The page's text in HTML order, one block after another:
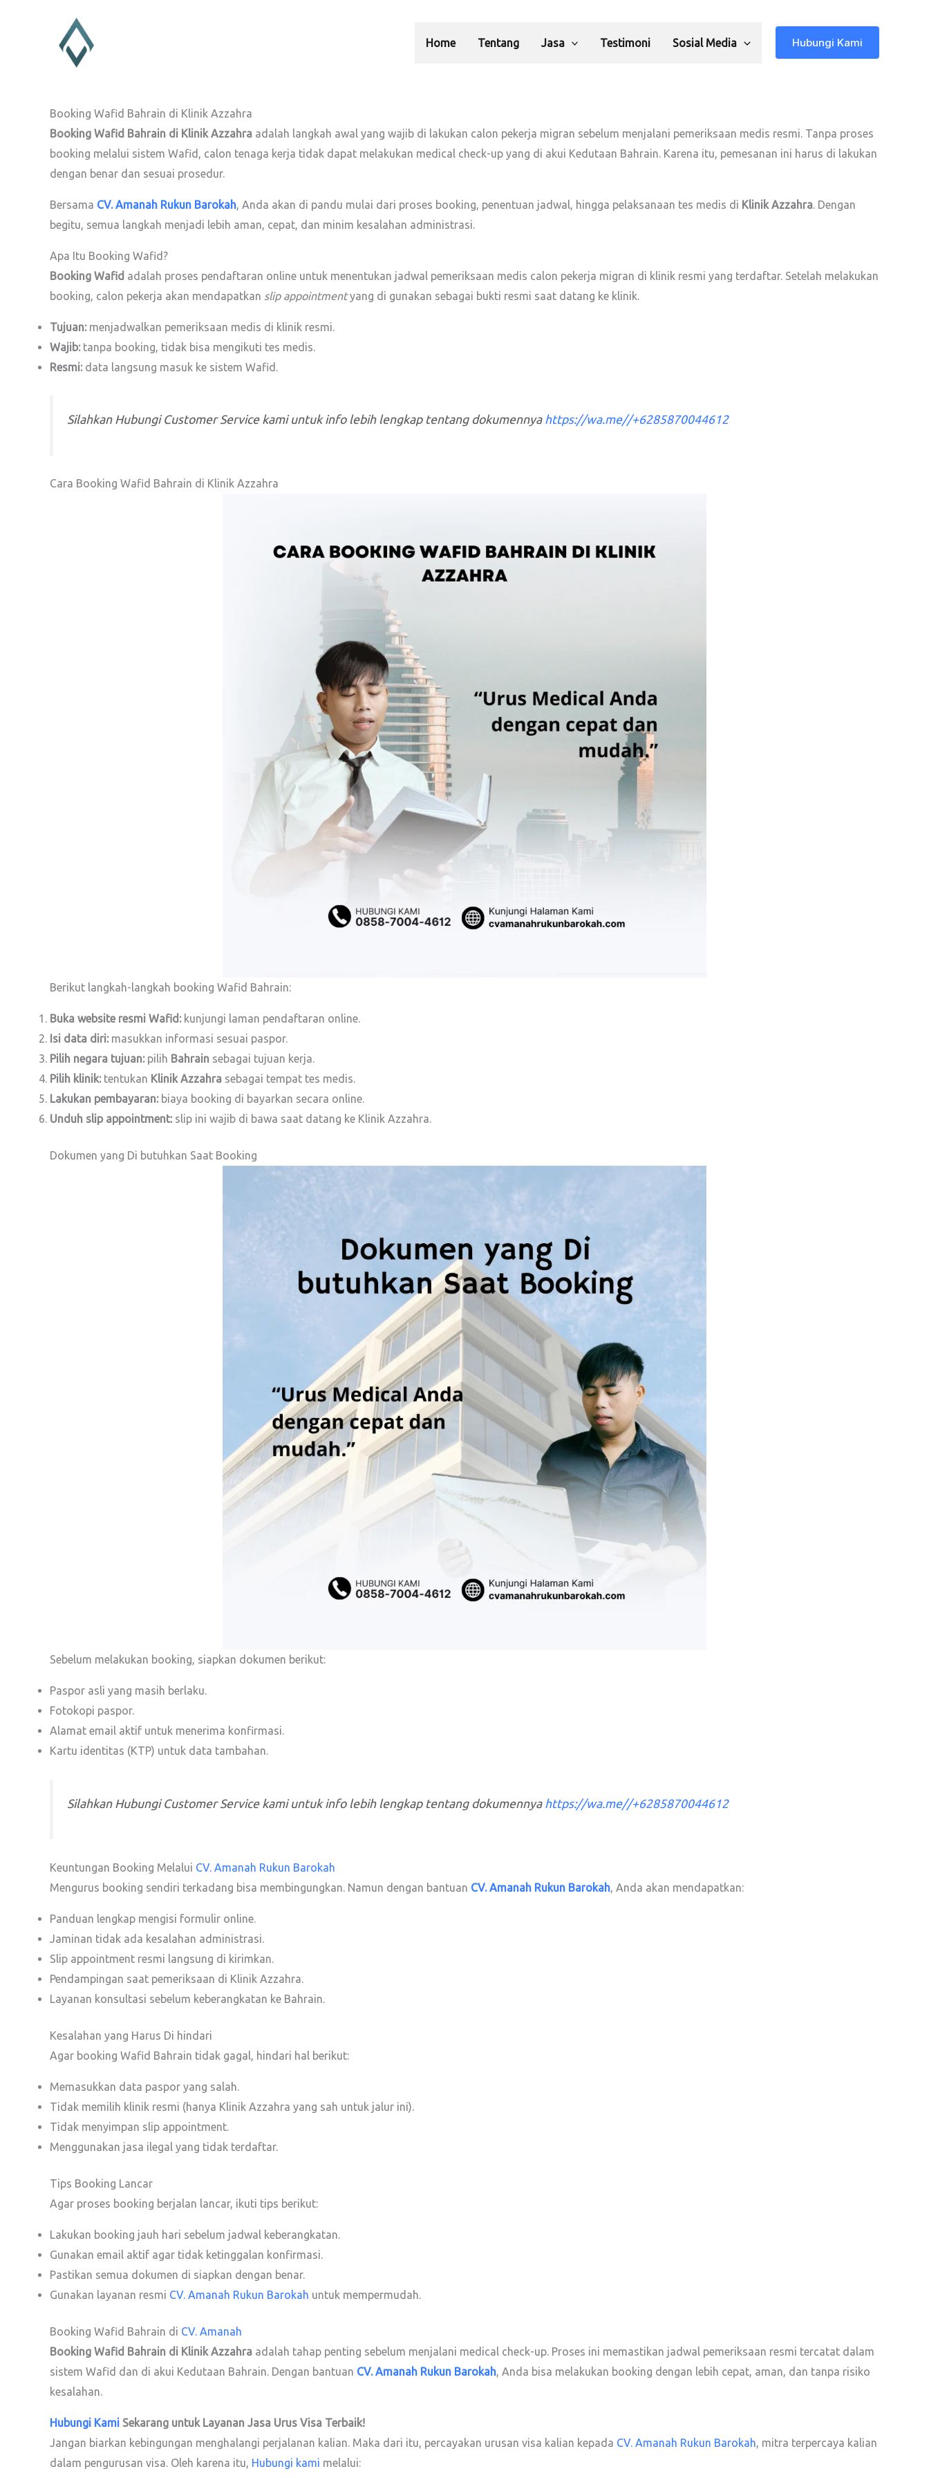
Home Tentang Jasa Testimoni Sosial Media Hubungi Kami
Booking Wafid Bahrain di Klinik Azzahra
Booking Wafid Bahrain di Klinik Azzahra adalah langkah awal yang wajib di lakukan calon pekerja migran sebelum menjalani pemeriksaan medis resmi. Tanpa proses
booking melalui sistem Wafid, calon tenaga kerja tidak dapat melakukan medical check-up yang di akui Kedutaan Bahrain. Karena itu, pemesanan ini harus di lakukan
dengan benar dan sesuai prosedur.
Bersama CV. Amanah Rukun Barokah, Anda akan di pandu mulai dari proses booking, penentuan jadwal, hingga pelaksanaan tes medis di Klinik Azzahra. Dengan
begitu, semua langkah menjadi lebih aman, cepat, dan minim kesalahan administrasi.
Apa Itu Booking Wafid?
Booking Wafid adalah proses pendaftaran online untuk menentukan jadwal pemeriksaan medis calon pekerja migran di klinik resmi yang terdaftar. Setelah melakukan
booking, calon pekerja akan mendapatkan slip appointmentyang di gunakan sebagai bukti resmi saat datang ke klinik.
Tujuan: menjadwalkan pemeriksaan medis di klinik resmi.
Wajib: tanpa booking, tidak bisa mengikuti tes medis.
Resmi: data langsung masuk ke sistem Wafid.
Silahkan Hubungi Customer Service kami untuk info lebih lengkap tentang dokumennya https://wa.me//+6285870044612
Cara Booking Wafid Bahrain di Klinik Azzahra
Berikut langkah-langkah booking Wafid Bahrain:
Buka website resmi Wafid: kunjungi laman pendaftaran online.
Isi data diri: masukkan informasi sesuai paspor.
Pilih negara tujuan: pilih Bahrain sebagai tujuan kerja.
Pilih klinik: tentukan Klinik Azzahra sebagai tempat tes medis.
Lakukan pembayaran: biaya booking di bayarkan secara online.
Unduh slip appointment: slip ini wajib di bawa saat datang ke Klinik Azzahra.
Dokumen yang Di butuhkan Saat Booking
Sebelum melakukan booking, siapkan dokumen berikut:
Paspor asli yang masih berlaku.
Fotokopi paspor.
Alamat email aktif untuk menerima konfirmasi.
Kartu identitas (KTP) untuk data tambahan.
Silahkan Hubungi Customer Service kami untuk info lebih lengkap tentang dokumennya https://wa.me//+6285870044612
Keuntungan Booking Melalui CV. Amanah Rukun Barokah
Mengurus booking sendiri terkadang bisa membingungkan. Namun dengan bantuan CV. Amanah Rukun Barokah, Anda akan mendapatkan:
Panduan lengkap mengisi formulir online.
Jaminan tidak ada kesalahan administrasi.
Slip appointment resmi langsung di kirimkan.
Pendampingan saat pemeriksaan di Klinik Azzahra.
Layanan konsultasi sebelum keberangkatan ke Bahrain.
Kesalahan yang Harus Di hindari
Agar booking Wafid Bahrain tidak gagal, hindari hal berikut:
Memasukkan data paspor yang salah.
Tidak memilih klinik resmi (hanya Klinik Azzahra yang sah untuk jalur ini).
Tidak menyimpan slip appointment.
Menggunakan jasa ilegal yang tidak terdaftar.
Tips Booking Lancar
Agar proses booking berjalan lancar, ikuti tips berikut:
Lakukan booking jauh hari sebelum jadwal keberangkatan.
Gunakan email aktif agar tidak ketinggalan konfirmasi.
Pastikan semua dokumen di siapkan dengan benar.
Gunakan layanan resmi CV. Amanah Rukun Barokah untuk mempermudah.
Booking Wafid Bahrain di CV. Amanah
Booking Wafid Bahrain di Klinik Azzahra adalah tahap penting sebelum menjalani medical check-up. Proses ini memastikan jadwal pemeriksaan resmi tercatat dalam
sistem Wafid dan di akui Kedutaan Bahrain. Dengan bantuan CV. Amanah Rukun Barokah, Anda bisa melakukan booking dengan lebih cepat, aman, dan tanpa risiko
kesalahan.
Hubungi Kami Sekarang untuk Layanan Jasa Urus Visa Terbaik!
Jangan biarkan kebingungan menghalangi perjalanan kalian. Maka dari itu, percayakan urusan visa kalian kepada CV. Amanah Rukun Barokah, mitra terpercaya kalian
dalam pengurusan visa. Oleh karena itu, Hubungi kami melalui: